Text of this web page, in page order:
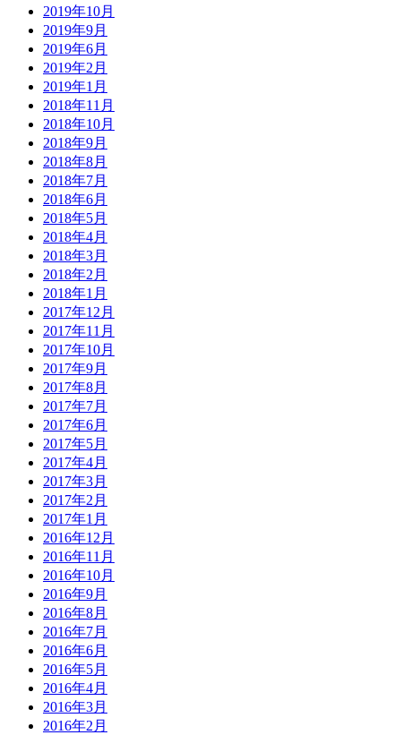
2019年10月
2019年9月
2019年6月
2019年2月
2019年1月
2018年11月
2018年10月
2018年9月
2018年8月
2018年7月
2018年6月
2018年5月
2018年4月
2018年3月
2018年2月
2018年1月
2017年12月
2017年11月
2017年10月
2017年9月
2017年8月
2017年7月
2017年6月
2017年5月
2017年4月
2017年3月
2017年2月
2017年1月
2016年12月
2016年11月
2016年10月
2016年9月
2016年8月
2016年7月
2016年6月
2016年5月
2016年4月
2016年3月
2016年2月